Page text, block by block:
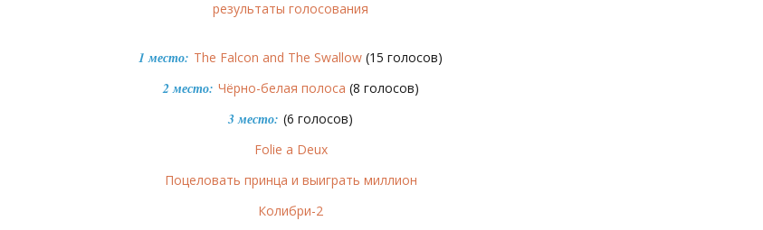
результаты голосования
1 место: The Falcon and The Swallow (15 голосов)
2 место: Чёрно-белая полоса (8 голосов)
3 место: (6 голосов)
Folie a Deux
Поцеловать принца и выиграть миллион
Колибри-2